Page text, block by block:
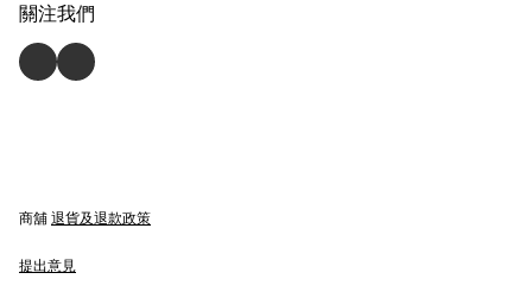
關注我們
商舖 退貨及退款政策
提出意見